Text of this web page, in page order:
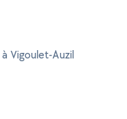
Vigoulet-Auzil